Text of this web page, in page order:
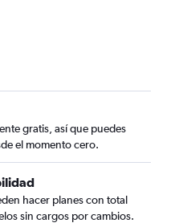
gratis, así que puedes
el momento cero.
hacer planes con total
sin cargos por cambios.